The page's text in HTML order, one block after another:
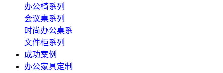
办公椅系列
会议桌系列
时尚办公桌系
文件柜系列
成功案例
办公家具定制